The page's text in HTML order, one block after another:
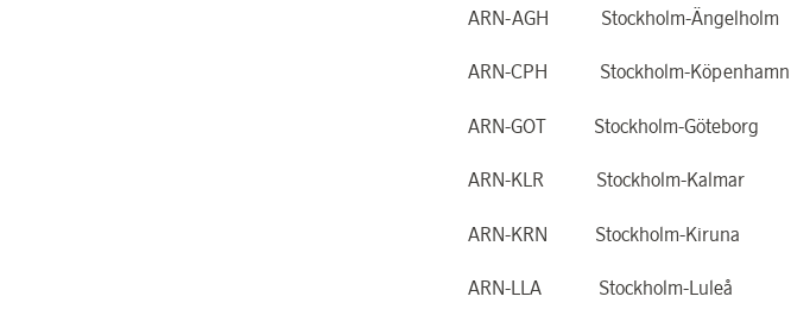
ARN-AGH Stockholm-Ängelholm
ARN-CPH Stockholm-Köpenhamn
ARN-GOT Stockholm-Göteborg
ARN-KLR Stockholm-Kalmar
ARN-KRN Stockholm-Kiruna
ARN-LLA Stockholm-Luleå